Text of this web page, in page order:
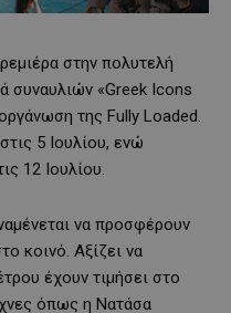
στην πολυτελή
συναυλιών «Greek Icons
της Fully Loaded.
5 Ιουλίου, ενώ
12 Ιουλίου.
να προσφέρουν
κοινό. Αξίζει να
έχουν τιμήσει στο
όπως η Νατάσα